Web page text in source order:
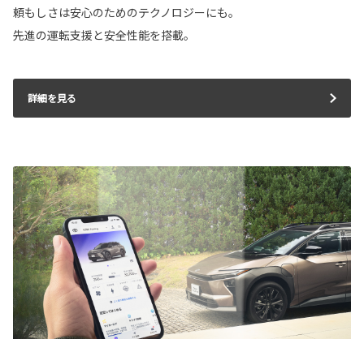
頼もしさは安心のためのテクノロジーにも。
先進の運転支援と安全性能を搭載。
詳細を見る